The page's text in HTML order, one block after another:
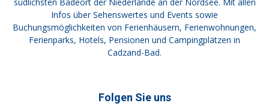
südlichsten Badeort der Niederlande an der Nordsee. Mit allen
Infos über Sehenswertes und Events sowie
Buchungsmöglichkeiten von Ferienhäusern, Ferienwohnungen,
Ferienparks, Hotels, Pensionen und Campingplätzen in
Cadzand-Bad.
Folgen Sie uns